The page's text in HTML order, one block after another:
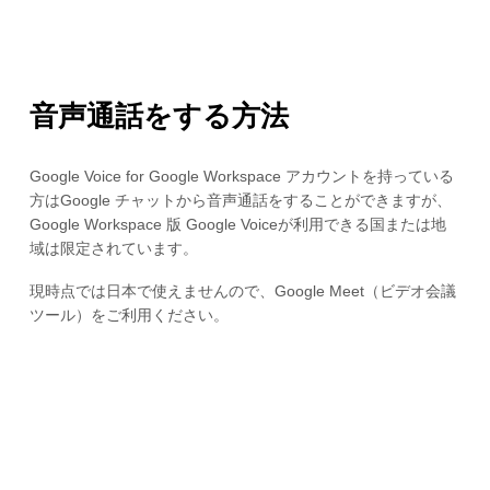
音声通話をする方法
Google Voice for Google Workspace アカウントを持っている
方はGoogle チャットから音声通話をすることができますが、
Google Workspace 版 Google Voiceが利用できる国または地
域は限定されています。
現時点では日本で使えませんので、Google Meet（ビデオ会議
ツール）をご利用ください。